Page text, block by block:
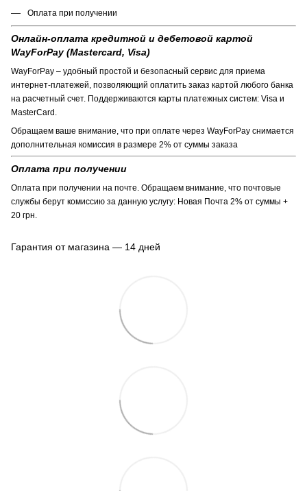
Оплата при получении
Онлайн-оплата кредитной и дебетовой картой
WayForPay (Mastercard, Visa)
WayForPay – удобный простой и безопасный сервис для приема
интернет-платежей, позволяющий оплатить заказ картой любого банка
на расчетный счет. Поддерживаются карты платежных систем: Visa и
MasterCard.
Обращаем ваше внимание, что при оплате через WayForPay снимается
дополнительная комиссия в размере 2% от суммы заказа
Оплата при получении
Оплата при получении на почте. Обращаем внимание, что почтовые
службы берут комиссию за данную услугу: Новая Почта 2% от суммы +
20 грн.
Гарантия от магазина — 14 дней